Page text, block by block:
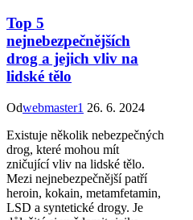
Top 5
nejnebezpečnějších
drog a jejich vliv na
lidské tělo
Odwebmaster1 26. 6. 2024
Existuje několik nebezpečných
drog, které mohou mít
zničující vliv na lidské tělo.
Mezi nejnebezpečnější patří
heroin, kokain, metamfetamin,
LSD a syntetické drogy. Je